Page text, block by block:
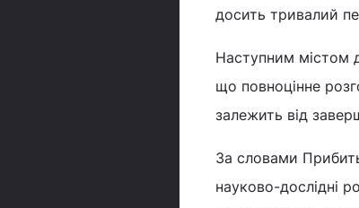
досить тривалий
Наступним містом
що повноцінне
залежить від
За словами
науково-дослідні